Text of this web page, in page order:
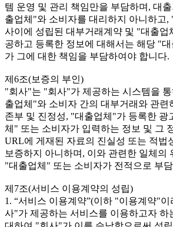
템 운영 및 관리 책임만을 부담하며, 대
출업체"와 소비자를 대리하지 아니하고
사이에 성립된 대부거래계약 및 "대출업
공하고 등록한 정보에 대해서는 해당 "
가 그에 대한 책임을 부담하여야 합니다.
제6조(보증의 부인)
"회사"는 "회사"가 제공하는 시스템을
출업체"와 소비자 간의 대부거래와 관련
존부 및 진정성, "대출업체"가 등록한 광
체" 또는 소비자가 입력하는 정보 및 그
URL에 게재된 자료의 진실성 또는 적법
보증하지 아니하며, 이와 관련한 일체의
"대출업체" 또는 소비자가 전적으로 부
제7조(서비스 이용계약의 성립)
1. “서비스 이용계약”(이하 "이용계약"이
사"가 제공하는 서비스를 이용하고자 하